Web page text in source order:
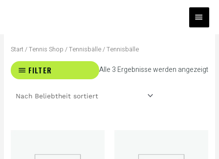
Start/Tennis Shop /Tennisbälle/ Tennisbälle
FILTER Alle 3 Ergebnisse werden angezeigt